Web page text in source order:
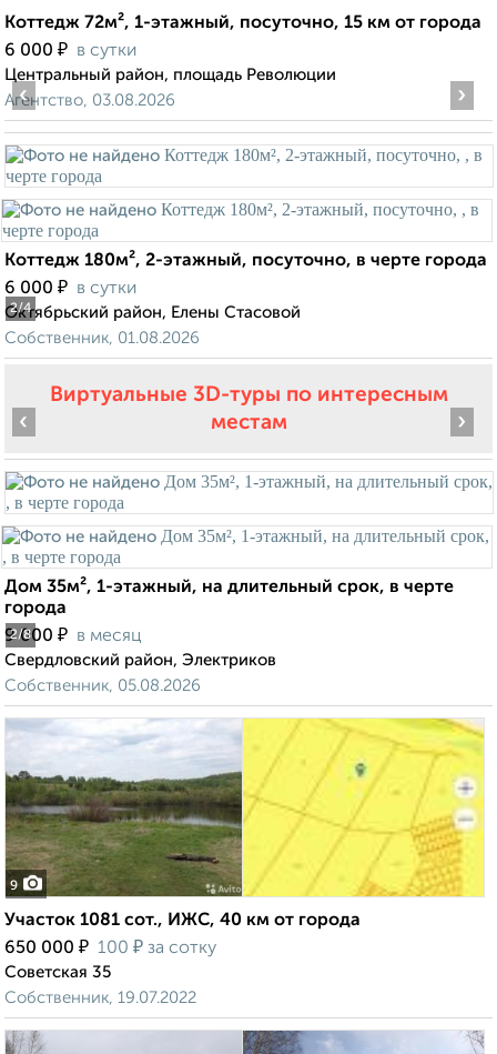
Коттедж 72м², 1-этажный, посуточно, 15 км от города
6 000 ₽ в сутки
Центральный район, площадь Революции
Агентство, 03.08.2026
2/4
‹ ›
Коттедж 180м², 2-этажный, посуточно, в черте города
6 000 ₽ в сутки
Октябрьский район, Елены Стасовой
Собственник, 01.08.2026
Виртуальные 3D-туры по интересным
местам
2/8
‹ ›
Дом 35м², 1-этажный, на длительный срок, в черте
города
9 000 ₽ в месяц
Свердловский район, Электриков
Собственник, 05.08.2026
9
Участок 1081 сот., ИЖС, 40 км от города
650 000 ₽ 100 ₽ за сотку
Советская 35
Собственник, 19.07.2022